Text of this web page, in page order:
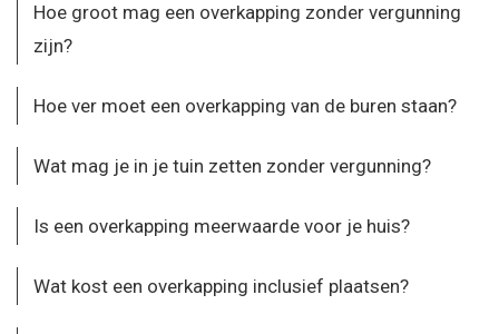
Hoe groot mag een overkapping zonder vergunning
zijn?
Hoe ver moet een overkapping van de buren staan?
Wat mag je in je tuin zetten zonder vergunning?
Is een overkapping meerwaarde voor je huis?
Wat kost een overkapping inclusief plaatsen?